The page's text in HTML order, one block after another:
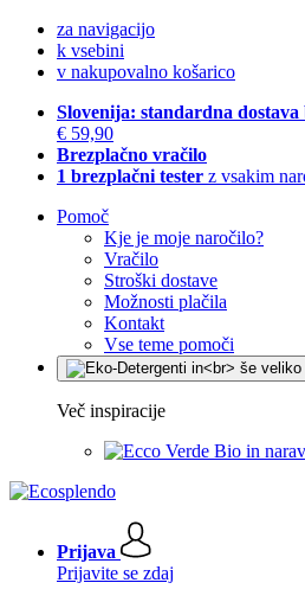
za navigacijo
k vsebini
v nakupovalno košarico
Slovenija: standardna
€ 59,90
Brezplačno vračilo
1 brezplačni tester z vsakim
Pomoč
Kje je moje naročilo?
Vračilo
Stroški dostave
Možnosti plačila
Kontakt
Vse teme pomoči
Več inspiracije
Bio in
Prijava
Prijavite se zdaj